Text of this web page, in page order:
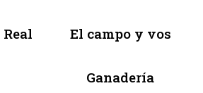
El campo y vos
Ganadería